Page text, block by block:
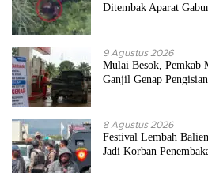
Ditembak Aparat
9 Agustus 2026
Mulai Besok, Pemkab
Ganjil Genap
8 Agustus 2026
Festival Lembah
Jadi Korban